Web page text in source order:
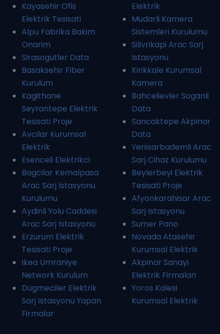
Kayasehir Ofis
Elektrik Tesisati
Alpu Fabrika Bakim
Onarim
Sirasogutler Data
Basaksehir Fiber
Kurulum
Kagithane
Seyrantepe Elektrik
Tesisati Proje
Avcilar Kurumsal
Elektrik
Esenceli Elektrikci
Bagcilar Kemalpasa
Arac Sarj Istasyonu
Kurulumu
Aydinli Yolu Caddesi
Arac Sarj Istasyonu
Erzurum Elektrik
Tesisati Proje
Ikea Umraniye
Network Kurulum
Dugmeciler Elektrik
Sarj Istasyonu Yapan
Firmalar
Elektrik
Mudarli Kamera
Sistemleri Kurulumu
Silivrikapi Arac Sarj
Istasyonu
Kirikkale Kurumsal
Kamera
Bahcelievler Soganli
Data
Sancaktepe Akpinar
Data
Yenisarbademli Arac
Sarj Cihaz Kurulumu
Beylerbeyi Elektrik
Tesisati Proje
Afyonkarahisar Arac
Sarj Istasyonu
Sumer Pano
Novada Atasehir
Kurumsal Elektrik
Akpinar Sanayi
Elektrik Firmalari
Yoros Kalesi
Kurumsal Elektrik